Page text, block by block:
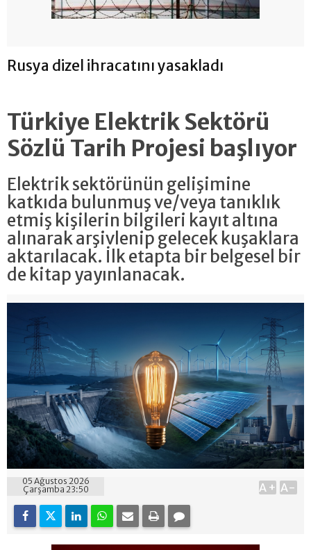
Rusya dizel ihracatını yasakladı
Türkiye Elektrik Sektörü
Sözlü Tarih Projesi başlıyor
Elektrik sektörünün gelişimine
katkıda bulunmuş ve/veya tanıklık
etmiş kişilerin bilgileri kayıt altına
alınarak arşivlenip gelecek kuşaklara
aktarılacak. İlk etapta bir belgesel bir
de kitap yayınlanacak.
05 Ağustos 2026
Çarşamba 23:50
A+ A-